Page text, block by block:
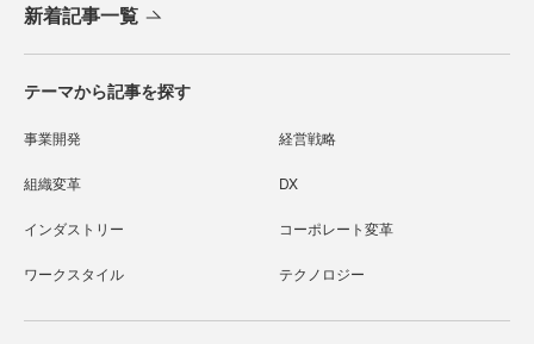
新着記事一覧
テーマから記事を探す
事業開発 経営戦略
組織変革 DX
インダストリー コーポレート変革
ワークスタイル テクノロジー